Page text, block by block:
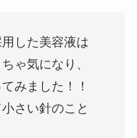
した美容液は
ゃ気になり、
みました！！
さい針のこと